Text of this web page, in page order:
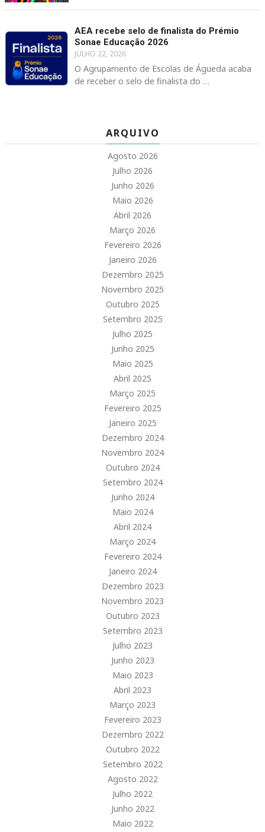
AEA recebe selo de finalista do Prémio
Sonae Educação 2026
JULHO 22, 2026
O Agrupamento de Escolas de Águeda acaba
de receber o selo de finalista do …
ARQUIVO
Agosto 2026
Julho 2026
Junho 2026
Maio 2026
Abril 2026
Março 2026
Fevereiro 2026
Janeiro 2026
Dezembro 2025
Novembro 2025
Outubro 2025
Setembro 2025
Julho 2025
Junho 2025
Maio 2025
Abril 2025
Março 2025
Fevereiro 2025
Janeiro 2025
Dezembro 2024
Novembro 2024
Outubro 2024
Setembro 2024
Junho 2024
Maio 2024
Abril 2024
Março 2024
Fevereiro 2024
Janeiro 2024
Dezembro 2023
Novembro 2023
Outubro 2023
Setembro 2023
Julho 2023
Junho 2023
Maio 2023
Abril 2023
Março 2023
Fevereiro 2023
Dezembro 2022
Outubro 2022
Setembro 2022
Agosto 2022
Julho 2022
Junho 2022
Maio 2022